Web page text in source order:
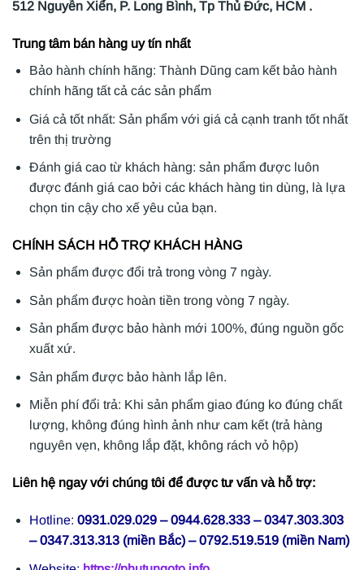
512 Nguyễn Xiển, P. Long Bình, Tp Thủ Đức, HCM .
Trung tâm bán hàng uy tín nhất
Bảo hành chính hãng: Thành Dũng cam kết bảo hành
chính hãng tất cả các sản phẩm
Giá cả tốt nhất: Sản phẩm với giá cả cạnh tranh tốt nhất
trên thị trường
Đánh giá cao từ khách hàng: sản phẩm được luôn
được đánh giá cao bởi các khách hàng tin dùng, là lựa
chọn tin cậy cho xế yêu của bạn.
CHÍNH SÁCH HỖ TRỢ KHÁCH HÀNG
Sản phẩm được đổi trả trong vòng 7 ngày.
Sản phẩm được hoàn tiền trong vòng 7 ngày.
Sản phẩm được bảo hành mới 100%, đúng nguồn gốc
xuất xứ.
Sản phẩm được bảo hành lắp lên.
Miễn phí đổi trả: Khi sản phẩm giao đúng ko đúng chất
lượng, không đúng hình ảnh như cam kết (trả hàng
nguyên vẹn, không lắp đặt, không rách vỏ hộp)
Liên hệ ngay với chúng tôi để được tư vấn và hỗ trợ:
Hotline: 0931.029.029 – 0944.628.333 – 0347.303.303
– 0347.313.313 (miền Bắc) – 0792.519.519 (miền Nam)